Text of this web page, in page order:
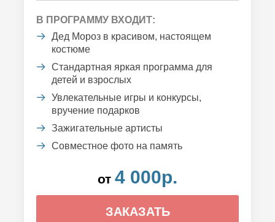
В ПРОГРАММУ ВХОДИТ:
Дед Мороз в красивом, настоящем
костюме
Стандартная яркая программа для
детей и взрослых
Увлекательные игры и конкурсы,
вручение подарков
Зажигательные артисты
Совместное фото на память
от 4 000р.
ЗАКАЗАТЬ